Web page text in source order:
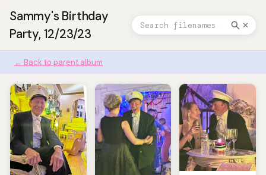
Sammy's Birthday
Party, 12/23/23
✕
← Back to parent album